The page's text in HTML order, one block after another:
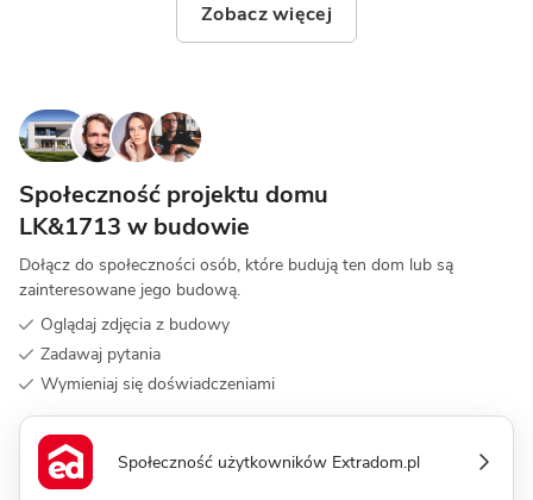
Zobacz więcej
Społeczność projektu domu
LK&1713 w budowie
Dołącz do społeczności osób, które budują ten dom lub są
zainteresowane jego budową.
Oglądaj zdjęcia z budowy
Zadawaj pytania
Wymieniaj się doświadczeniami
Społeczność użytkowników Extradom.pl